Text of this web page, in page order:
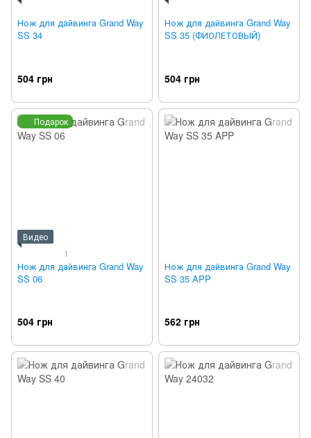
Нож для дайвинга Grand Way
SS 34
504 грн
Нож для дайвинга Grand Way
SS 35 (ФИОЛЕТОВЫЙ)
504 грн
Подарок
Видео
1
Нож для дайвинга Grand Way
SS 06
504 грн
Нож для дайвинга Grand Way
SS 35 APP
562 грн